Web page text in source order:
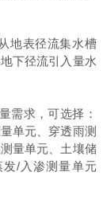
地表径流集水槽
下径流引入 量水
需求，可选择：
单元、穿透雨测
量单元、土壤储
发/ 入渗测量单元